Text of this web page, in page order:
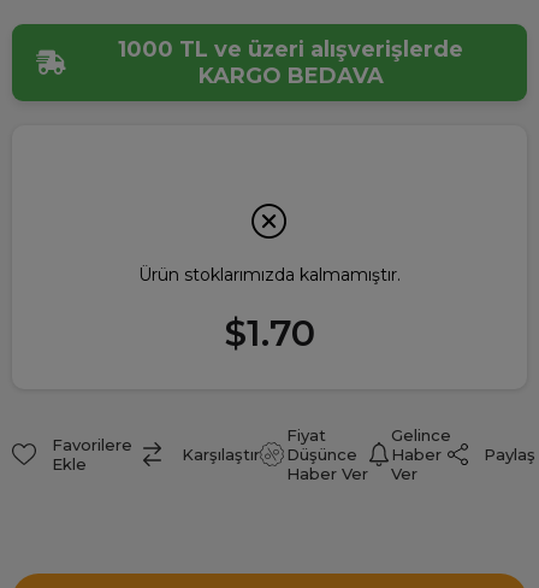
1000 TL ve üzeri alışverişlerde
KARGO BEDAVA
Ürün stoklarımızda kalmamıştır.
$1.70
Favorilere
Ekle
Karşılaştır
Fiyat
Düşünce
Haber Ver
Gelince
Haber
Ver
Paylaş